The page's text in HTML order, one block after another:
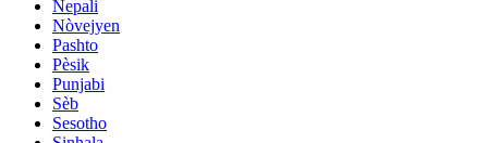
Nepali
Nòvejyen
Pashto
Pèsik
Punjabi
Sèb
Sesotho